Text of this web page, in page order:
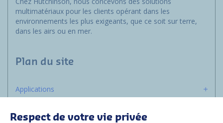
multimatériaux pour les clients opérant dans les
environnements les plus exigeants, que ce soit sur terre,
dans les airs ou en mer.
Plan du site
Applications
Ressources
Respect de votre vie privée